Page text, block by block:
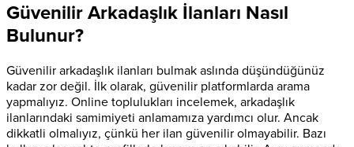
Güvenilir Arkadaşlık İlanları Nasıl
Bulunur?
Güvenilir arkadaşlık ilanları bulmak aslında düşündüğünüz
kadar zor değil. İlk olarak, güvenilir platformlarda arama
yapmalıyız. Online toplulukları incelemek, arkadaşlık
ilanlarındaki samimiyeti anlamamıza yardımcı olur. Ancak
dikkatli olmalıyız, çünkü her ilan güvenilir olmayabilir. Bazı